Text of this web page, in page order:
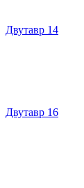
Двутавр 14
Двутавр 16